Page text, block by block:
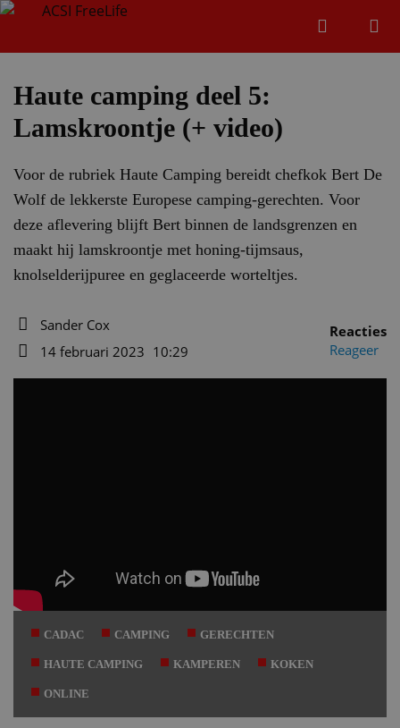
Haute camping deel 5:
Lamskroontje (+ video)
Voor de rubriek Haute Camping bereidt chefkok Bert De
Wolf de lekkerste Europese camping-gerechten. Voor
deze aflevering blijft Bert binnen de landsgrenzen en
maakt hij lamskroontje met honing-tijmsaus,
knolselderijpuree en geglaceerde worteltjes.
Auteur
Sander Cox
14 februari 2023 10:29
Reacties
Reageer
CADAC CAMPING GERECHTEN
HAUTE CAMPING KAMPEREN KOKEN
ONLINE